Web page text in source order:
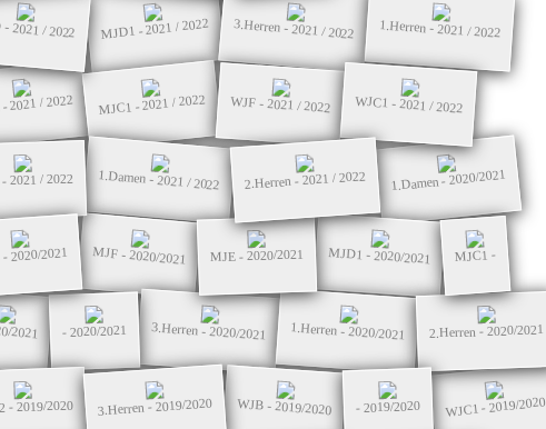
2021 / 2022 MJD1 - 2021 / 2022 3.Herren - 2021 / 2022 1.Herren - 2021 / 2022
2021 / 2022 MJC1 - 2021 / 2022 WJF - 2021 / 2022 WJC1 - 2021 / 2022
2021 / 2022 1.Damen - 2021 / 2022 2.Herren - 2021 / 2022 1.Damen - 2020/2021
2020/2021 MJF - 2020/2021 MJE - 2020/2021 MJD1 - 2020/2021 MJC1 -
2021 - 2020/2021 3.Herren - 2020/2021 1.Herren - 2020/2021 2.Herren - 2020/2021
- 2019/2020 3.Herren - 2019/2020 WJB - 2019/2020 - 2019/2020 WJC1 - 2019/2020